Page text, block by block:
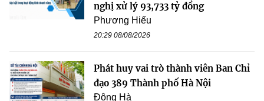
nghị xử lý 93,733 tỷ đồng
Phương Hiếu
20:29 08/08/2026
Phát huy vai trò thành viên Ban Chỉ
đạo 389 Thành phố Hà Nội
Đông Hà